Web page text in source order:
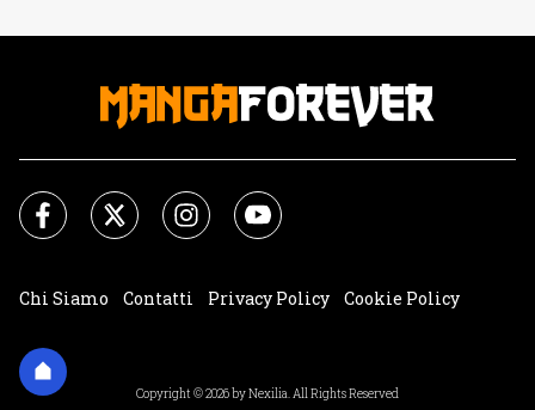
Chi Siamo Contatti Privacy Policy
Cookie Policy
Copyright © 2026 by Nexilia. All Rights Reserved